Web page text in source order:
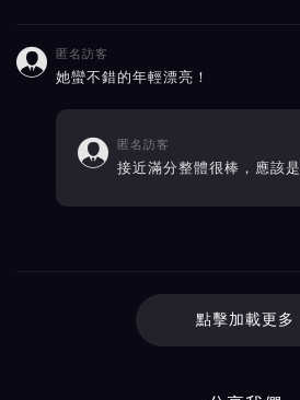
 匿名訪客
她蠻不錯的年輕漂亮！
 匿名訪客
接近滿分整體很棒，應該
點擊加載更多